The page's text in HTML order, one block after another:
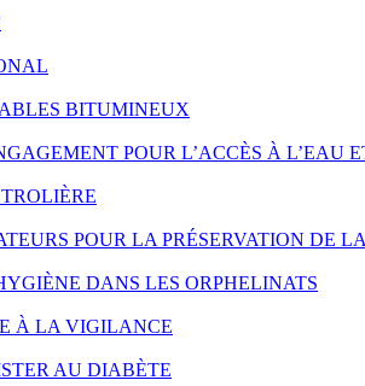
BITUMINEUX
POUR L’ACCÈS À L’EAU
POUR LA PRÉSERVATION DE
DANS LES ORPHELINATS
À LA VIGILANCE
AU DIABÈTE